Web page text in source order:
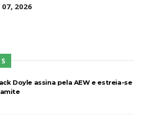
07, 2026
Doyle assina pela AEW e estreia-se